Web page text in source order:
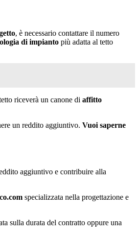
, è necessario contattare il numero
di impianto più adatta al tetto
riceverà un canone di affitto
un reddito aggiuntivo. Vuoi saperne
aggiuntivo e contribuire alla
specializzata nella progettazione e
sulla durata del contratto oppure una